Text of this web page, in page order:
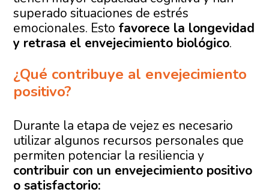
superado situaciones de estrés
emocionales. Esto favorece la longevidad
y retrasa el envejecimiento biológico.
¿Qué contribuye al envejecimiento
positivo?
Durante la etapa de vejez es necesario
utilizar algunos recursos personales que
permiten potenciar la resiliencia y
contribuir con un envejecimiento positivo
o satisfactorio: